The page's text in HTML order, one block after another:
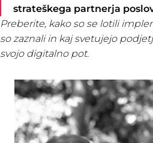
strateškega partnerja
Preberite, kako so se lotili
so zaznali in kaj svetujejo
svojo digitalno pot.